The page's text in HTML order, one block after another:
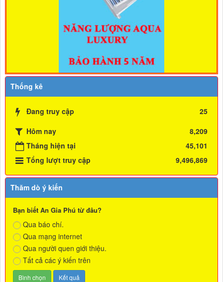
Thống kê
Đang truy cập
25
Hôm nay
8,209
Tháng hiện tại
45,101
Tổng lượt truy cập
9,496,869
Thăm dò ý kiến
Bạn biết An Gia Phú từ đâu?
Qua báo chí.
Qua mạng internet
Qua người quen giới thiệu.
Tất cả các ý kiến trên